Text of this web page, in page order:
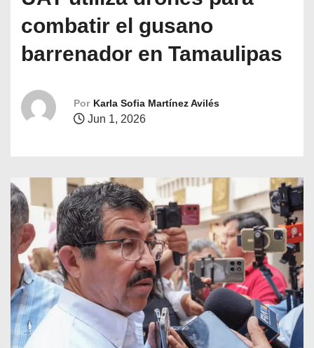
combatir el gusano
barrenador en Tamaulipas
Por Karla Sofia Martínez Avilés
Jun 1, 2026